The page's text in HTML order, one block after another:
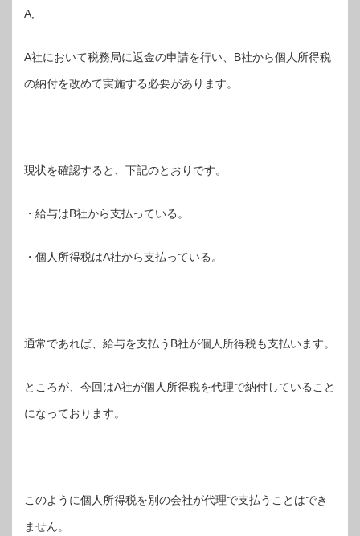
A,
A社において税務局に返金の申請を行い、B社から個人所得税
の納付を改めて実施する必要があります。
現状を確認すると、下記のとおりです。
・給与はB社から支払っている。
・個人所得税はA社から支払っている。
通常であれば、給与を支払うB社が個人所得税も支払います。
ところが、今回はA社が個人所得税を代理で納付していること
になっております。
このように個人所得税を別の会社が代理で支払うことはでき
ません。